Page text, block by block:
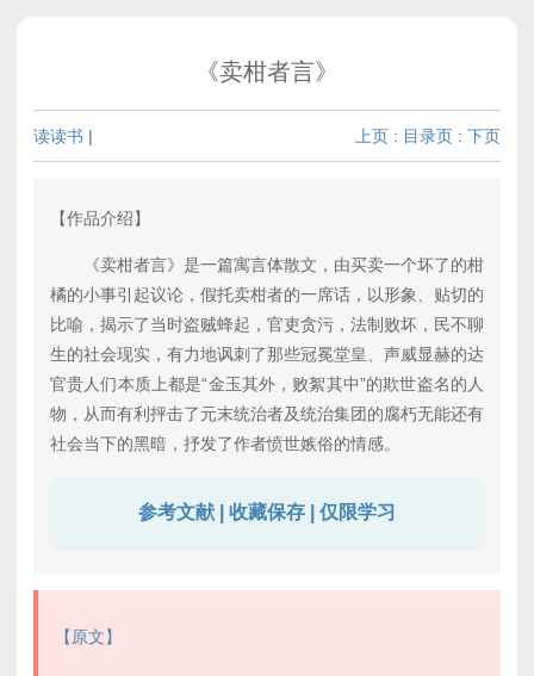
《卖柑者言》
读读书 | 上页 : 目录页 : 下页
【作品介绍】
《卖柑者言》是一篇寓言体散文，由买卖一个坏了的柑
橘的小事引起议论，假托卖柑者的一席话，以形象、贴切的
比喻，揭示了当时盗贼蜂起，官吏贪污，法制败坏，民不聊
生的社会现实，有力地讽刺了那些冠冕堂皇、声威显赫的达
官贵人们本质上都是“金玉其外，败絮其中”的欺世盗名的人
物，从而有利抨击了元末统治者及统治集团的腐朽无能还有
社会当下的黑暗，抒发了作者愤世嫉俗的情感。
参考文献 | 收藏保存 | 仅限学习
【原文】